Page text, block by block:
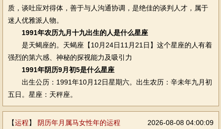
质，谈吐应对得体，善于与人沟通协调，是绝佳的谈判人才，属于
迷人优雅派人物。
1991年农历九月十九出生的人是什么星座
是天蝎座的。天蝎座【10月24日11月21日】这个星座的人有着
强烈的第六感、神秘的探视能力及吸引力
1991年阴历9月初5是什么星座
出生公历：1991年10月12日星期六。出生农历：辛未年九月初
五日。星座：天秤座。
【运程】 阴历年月属马女性年的运程 2026-08-08 04:00:09